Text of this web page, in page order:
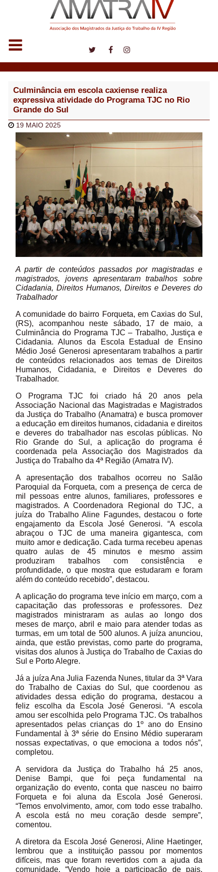
Culminância em escola caxiense realiza
expressiva atividade do Programa TJC no Rio
Grande do Sul
19 MAIO 2025
A partir de conteúdos passados por magistradas e
magistrados, jovens apresentaram trabalhos sobre
Cidadania, Direitos Humanos, Direitos e Deveres do
Trabalhador
A comunidade do bairro Forqueta, em Caxias do Sul,
(RS), acompanhou neste sábado, 17 de maio, a
Culminância do Programa TJC – Trabalho, Justiça e
Cidadania. Alunos da Escola Estadual de Ensino
Médio José Generosi apresentaram trabalhos a partir
de conteúdos relacionados aos temas de Direitos
Humanos, Cidadania, e Direitos e Deveres do
Trabalhador.
O Programa TJC foi criado há 20 anos pela
Associação Nacional das Magistradas e Magistrados
da Justiça do Trabalho (Anamatra) e busca promover
a educação em direitos humanos, cidadania e direitos
e deveres do trabalhador nas escolas públicas. No
Rio Grande do Sul, a aplicação do programa é
coordenada pela Associação dos Magistrados da
Justiça do Trabalho da 4ª Região (Amatra IV).
A apresentação dos trabalhos ocorreu no Salão
Paroquial da Forqueta, com a presença de cerca de
mil pessoas entre alunos, familiares, professores e
magistrados. A Coordenadora Regional do TJC, a
juíza do Trabalho Aline Fagundes, destacou o forte
engajamento da Escola José Generosi. “A escola
abraçou o TJC de uma maneira gigantesca, com
muito amor e dedicação. Cada turma recebeu apenas
quatro aulas de 45 minutos e mesmo assim
produziram trabalhos com consistência e
profundidade, o que mostra que estudaram e foram
além do conteúdo recebido”, destacou.
A aplicação do programa teve início em março, com a
capacitação das professoras e professores. Dez
magistrados ministraram as aulas ao longo dos
meses de março, abril e maio para atender todas as
turmas, em um total de 500 alunos. A juíza anunciou,
ainda, que estão previstas, como parte do programa,
visitas dos alunos à Justiça do Trabalho de Caxias do
Sul e Porto Alegre.
Já a juíza Ana Julia Fazenda Nunes, titular da 3ª Vara
do Trabalho de Caxias do Sul, que coordenou as
atividades dessa edição do programa, destacou a
feliz escolha da Escola José Generosi. “A escola
amou ser escolhida pelo Programa TJC. Os trabalhos
apresentados pelas crianças do 1º ano do Ensino
Fundamental à 3ª série do Ensino Médio superaram
nossas expectativas, o que emociona a todos nós”,
completou.
A servidora da Justiça do Trabalho há 25 anos,
Denise Bampi, que foi peça fundamental na
organização do evento, conta que nasceu no bairro
Forqueta e foi aluna da Escola José Generosi.
“Temos envolvimento, amor, com todo esse trabalho.
A escola está no meu coração desde sempre”,
comentou.
A diretora da Escola José Generosi, Aline Haetinger,
lembrou que a instituição passou por momentos
difíceis, mas que foram revertidos com a ajuda da
comunidade. “Vendo hoje a participação de pais,